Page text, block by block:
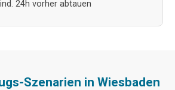
24h vorher abtauen
Szenarien in Wiesbaden